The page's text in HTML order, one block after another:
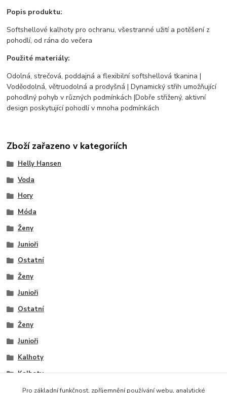
Popis produktu:
Softshellové kalhoty pro ochranu, všestranné užití a potěšení z
pohodlí, od rána do večera
Použité materiály:
Odolná, strečová, poddajná a flexibilní softshellová tkanina |
Voděodolná, větruodolná a prodyšná | Dynamický střih umožňující
pohodlný pohyb v různých podmínkách |Dobře střižený, aktivní
design poskytující pohodlí v mnoha podmínkách
Zboží zařazeno v kategoriích
Helly Hansen
Voda
Hory
Móda
Ženy
Junioři
Ostatní
Ženy
Junioři
Ostatní
Ženy
Junioři
Kalhoty
Kalhoty
Kalhoty
Pro základní funkčnost, zpříjemnění používání webu, analytické